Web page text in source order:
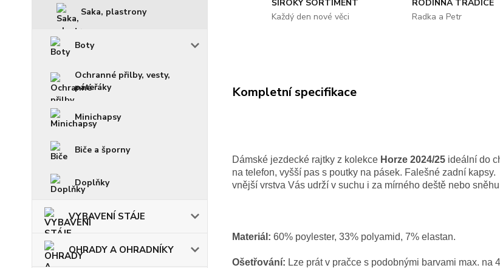
Saka, plastrony
Boty
Ochranné přilby, vesty,
páteřáky
Minichapsy
Biče a šporny
Doplňky
VYBAVENÍ STÁJE
OHRADY A OHRADNÍKY
ŠIROKÝ SORTIMENT
Každý den nové věci
RODINNÁ TRADICE
Radka a Petr
Kompletní specifikace
Dámské jezdecké rajtky z kolekceHorze 2024/25ideální do
na telefon, vyšší pas s poutky na pásek. Falešné zadní kapsy.
vnější vrstva Vás udrží v suchu i za mírného deště nebo
Materiál: 60% poylester, 33% polyamid, 7% elastan.
Ošetřování: Lze prát v pračce s podobnými barvami max. na